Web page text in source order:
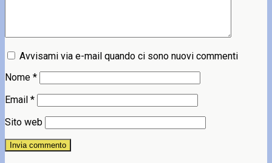
Avvisami via e-mail quando ci sono nuovi commenti
Nome *
Email *
Sito web